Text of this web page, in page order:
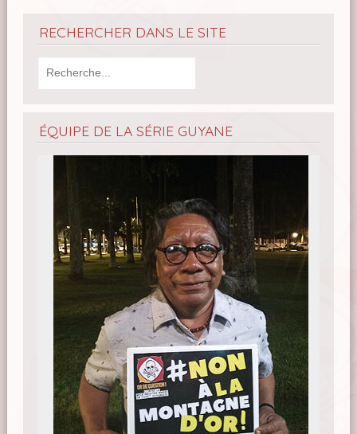
RECHERCHER DANS LE SITE
ÉQUIPE DE LA SÉRIE GUYANE